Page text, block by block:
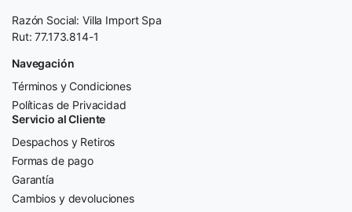
Razón Social: Villa Import Spa
Rut: 77.173.814-1
Navegación
Términos y Condiciones
Políticas de Privacidad
Servicio al Cliente
Despachos y Retiros
Formas de pago
Garantía
Cambios y devoluciones